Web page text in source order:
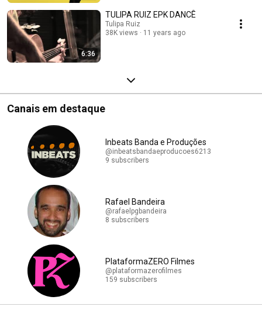
6:36
TULIPA RUIZ EPK DANCÊ
Tulipa Ruiz
38K views
11 years ago
Canais em destaque
Inbeats Banda e Produções
@inbeatsbandaeproducoes6213
9 subscribers
Rafael Bandeira
@rafaelpgbandeira
8 subscribers
PlataformaZERO Filmes
@plataformazerofilmes
159 subscribers